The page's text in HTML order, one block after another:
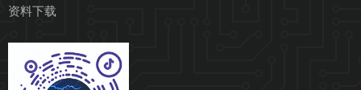
资料下载